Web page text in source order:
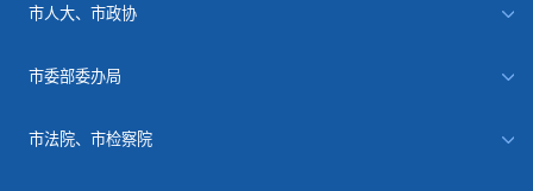
市人大、市政协
市委部委办局
市法院、市检察院